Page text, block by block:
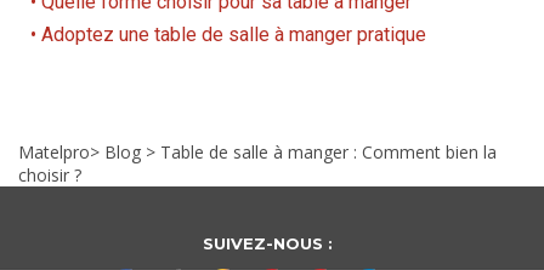
• Adoptez une table de salle à manger pratique
Matelpro> Blog > Table de salle à manger : Comment bien la
choisir ?
SUIVEZ-NOUS :